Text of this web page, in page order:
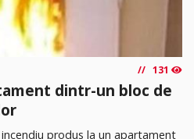
131
dintr-un bloc de
produs la un apartament